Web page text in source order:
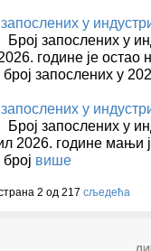
у
запослених у
године је
број запослених у
у
запослених у
2026. године мањи
више
2 од 217 сљедећа